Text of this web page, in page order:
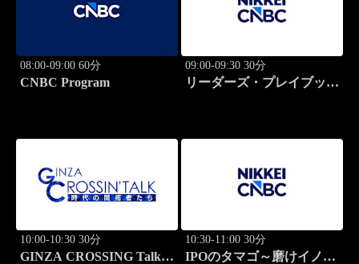
08:00-09:00 60分
CNBC Program
09:00-09:30 30分
リーダーズ・プレイブック
10:00-10:30 30分
GINZA CROSSING Talk
10:30-11:00 30分
IPOのタマゴ～磨けイノベ